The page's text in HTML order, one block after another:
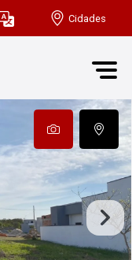
Cidades